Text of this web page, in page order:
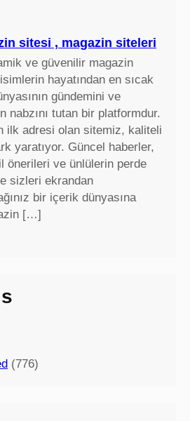
sitesi , magazin siteleri
ve güvenilir magazin
hayatından en sıcak
gündemini ve
nabzını tutan bir platformdur.
ilk adresi olan sitemiz, kaliteli
yaratıyor. Güncel haberler,
önerileri ve ünlülerin perde
sizleri ekrandan
bir içerik dünyasına
[…]
(776)